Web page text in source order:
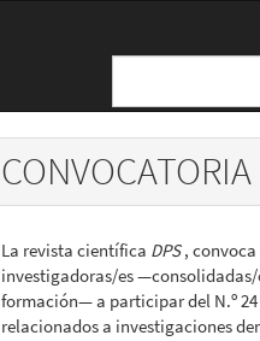
CONVOCATORIA
La revista científica DPS, convoca
investigadoras/es —consolidadas/
formación— a participar del N.º
relacionados a investigaciones